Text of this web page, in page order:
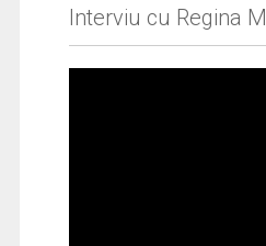
Interviu cu Regina